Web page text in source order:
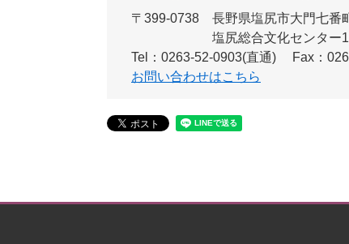
〒399-0738
長野県塩尻市大門七番
塩尻総合文化センター
Tel：0263-52-0903(直通)
Fax：
お問い合わせはこちら